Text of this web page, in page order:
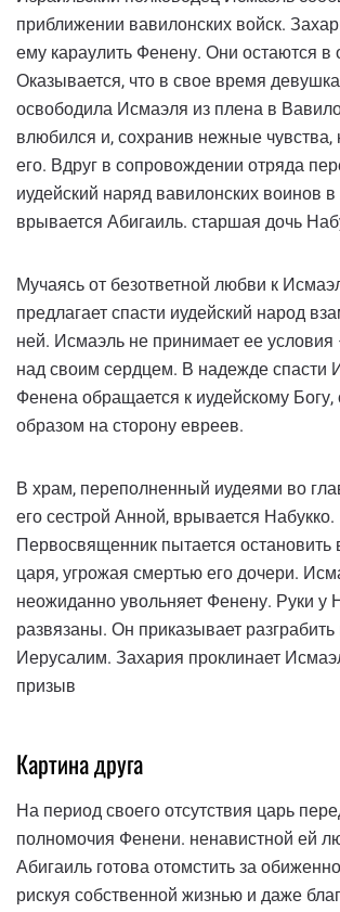
приближении вавилонских войск.
ему караулить Фенену. Они остаются в
Оказывается, что в свое время
освободила Исмаэля из плена в
влюбился и, сохранив нежные чувства,
его. Вдруг в сопровождении отряда
иудейский наряд вавилонских воинов
врывается Абигаиль. старшая дочь
Мучаясь от безответной любви к
предлагает спасти иудейский народ
ней. Исмаэль не принимает ее условия
над своим сердцем. В надежде спасти
Фенена обращается к иудейскому Богу,
образом на сторону евреев.
В храм, переполненный иудеями во
его сестрой Анной, врывается Набукко.
Первосвященник пытается остановить
царя, угрожая смертью его дочери.
неожиданно увольняет Фенену. Руки у
развязаны. Он приказывает разграбить
Иерусалим. Захария проклинает
призыв
Картина друга
На период своего отсутствия царь
полномочия Фенени. ненавистной ей
Абигаиль готова отомстить за
рискуя собственной жизнью и даже